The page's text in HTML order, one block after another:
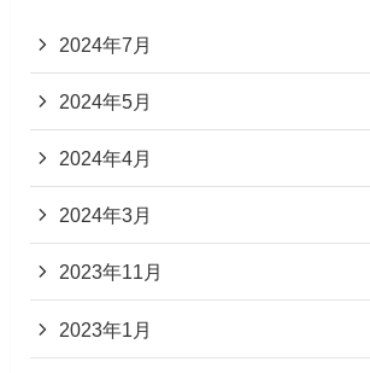
2024年7月
2024年5月
2024年4月
2024年3月
2023年11月
2023年1月